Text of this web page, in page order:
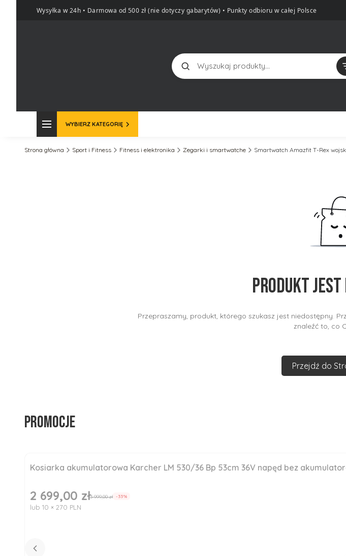
Wysyłka w 24h • Darmowa od 500 zł (nie dotyczy gabarytów) • Punkty odbioru w całej Polsce
Szukaj
WYBIERZ KATEGORIĘ
Strona główna Sport i Fitness Fitness i elektronika Zegarki i smartwatche Smartwatch Amazfit T-Rex
Produkt jest
Przepraszamy, produkt, którego szukasz jest niedostępny.
znaleźć to, co
Przejdź do
Promocje
Okazja
Kosiarka akumulatorowa Karcher LM 530/36 Bp 53cm 36V napęd bez
Cena promocyjna
2 699,00 zł3 999,00 zł -33%
lub 10 × 270 PLN